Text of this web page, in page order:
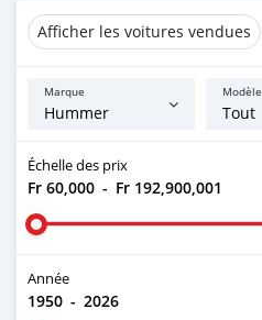
Afficher les voitures vendues
Marque Modèle
Échelle des prix
Fr 60,000 - Fr 192,900,001
Année
1950 - 2026